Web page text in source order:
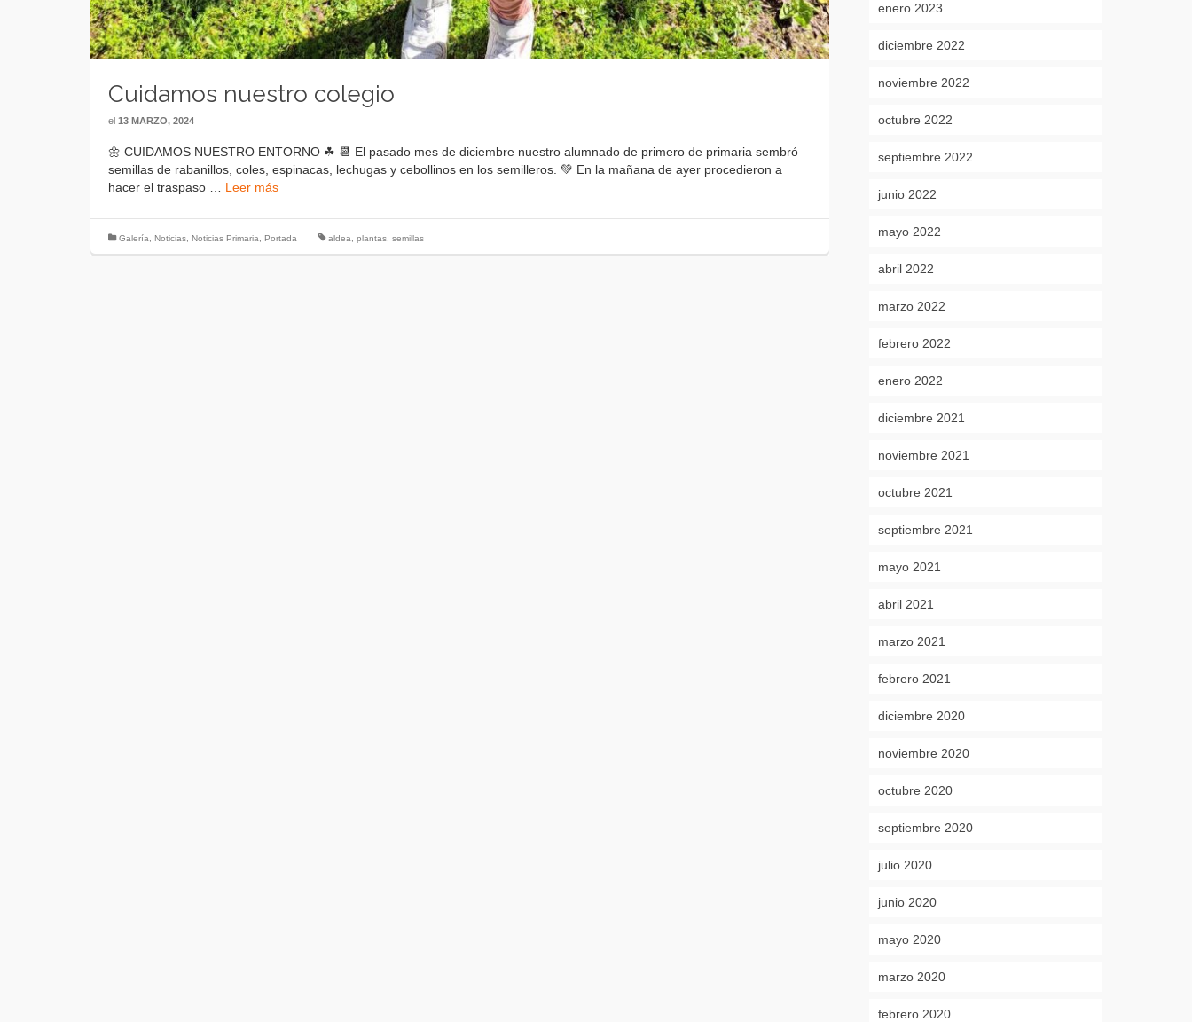
Cuidamos nuestro colegio
el 13 MARZO, 2024
🌼 CUIDAMOS NUESTRO ENTORNO ☘ 📆 El pasado mes de diciembre nuestro alumnado de primero de primaria sembró
semillas de rabanillos, coles, espinacas, lechugas y cebollinos en los semilleros. 💚 En la mañana de ayer procedieron a
hacer el traspaso … Leer más
Galería, Noticias, Noticias Primaria, Portada aldea, plantas, semillas
enero 2023
diciembre 2022
noviembre 2022
octubre 2022
septiembre 2022
junio 2022
mayo 2022
abril 2022
marzo 2022
febrero 2022
enero 2022
diciembre 2021
noviembre 2021
octubre 2021
septiembre 2021
mayo 2021
abril 2021
marzo 2021
febrero 2021
diciembre 2020
noviembre 2020
octubre 2020
septiembre 2020
julio 2020
junio 2020
mayo 2020
marzo 2020
febrero 2020